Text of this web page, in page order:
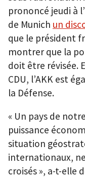
prononcé jeudi à
de Munich un
que le président
montrer que la
doit être révisée.
CDU, l’AKK est
la Défense.
« Un pays de
puissance
situation
internationaux,
croisés », a-t-elle